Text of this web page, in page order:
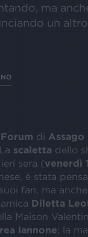
ma
un
Forum di Assago
La scaletta dello
sera (venerdì
è stata
fan, ma
Diletta
Maison
Iannone; la